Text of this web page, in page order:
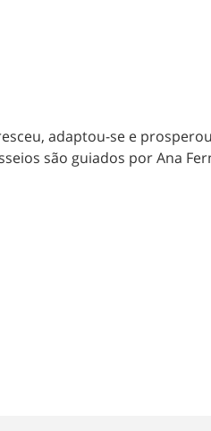
adaptou-se e
são guiados por Ana